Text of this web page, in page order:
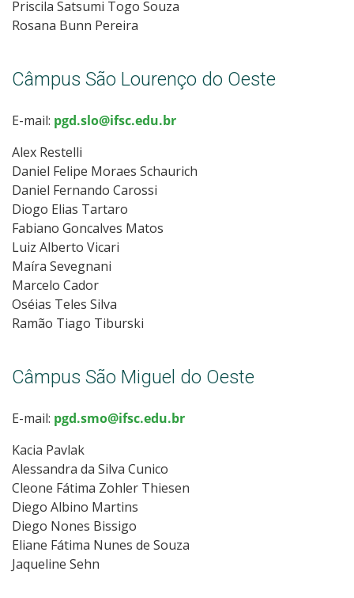
Priscila Satsumi Togo Souza
Rosana Bunn Pereira
Câmpus São Lourenço do Oeste
E-mail: pgd.slo@ifsc.edu.br
Alex Restelli
Daniel Felipe Moraes Schaurich
Daniel Fernando Carossi
Diogo Elias Tartaro
Fabiano Goncalves Matos
Luiz Alberto Vicari
Maíra Sevegnani
Marcelo Cador
Oséias Teles Silva
Ramão Tiago Tiburski
Câmpus São Miguel do Oeste
E-mail: pgd.smo@ifsc.edu.br
Kacia Pavlak
Alessandra da Silva Cunico
Cleone Fátima Zohler Thiesen
Diego Albino Martins
Diego Nones Bissigo
Eliane Fátima Nunes de Souza
Jaqueline Sehn